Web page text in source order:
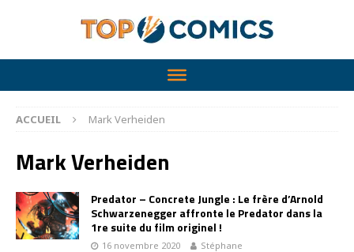
ACCUEIL Mark Verheiden
Mark Verheiden
Predator – Concrete Jungle : Le frère d’Arnold
Schwarzenegger affronte le Predator dans la
1re suite du film originel !
16 novembre 2020 Stéphane